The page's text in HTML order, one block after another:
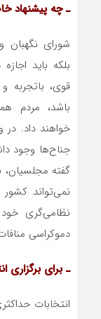
ـ چه پیشنهاد
شورای نگهبان
بلکه باید
قوی، باتجربه
باشد، مردم
خواهند داد. در
جناح‌ها وجود
گفته مجلسیان،
نمی‌تواند کشور
نظامی‌گری
دموکراسی
ـ برای برگزاری
انتخابات